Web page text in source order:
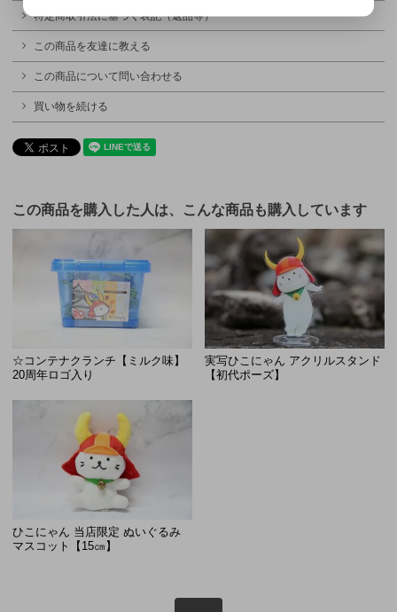
特定商取引法に基づく表記（返品等）
この商品を友達に教える
この商品について問い合わせる
買い物を続ける
この商品を購入した人は、こんな商品も購入しています
☆コンテナクランチ【ミルク味】
20周年ロゴ入り
実写ひこにゃん アクリルスタンド
【初代ポーズ】
ひこにゃん 当店限定 ぬいぐるみ
マスコット【15㎝】